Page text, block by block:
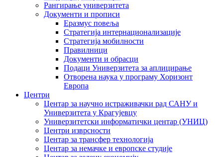
Рангирање универзитета
Документи и прописи
Еразмус повеља
Стратегија интернационализације
Стратегија мобилности
Правилници
Документи и обрасци
Подаци Универзитета за аплицирање
Отворена наука у програму Хоризонт
Европа
Центри
Центар за научно истраживачки рад САНУ и
Универзитета у Крагујевцу
Универзитетски информатички центар (УНИЦ)
Центри изврсности
Центар за трансфер технологија
Центар за немачке и европске студије